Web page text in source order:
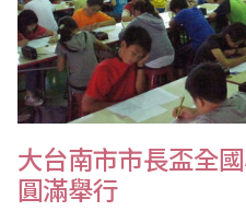
大台南市市長盃全
圓滿舉行